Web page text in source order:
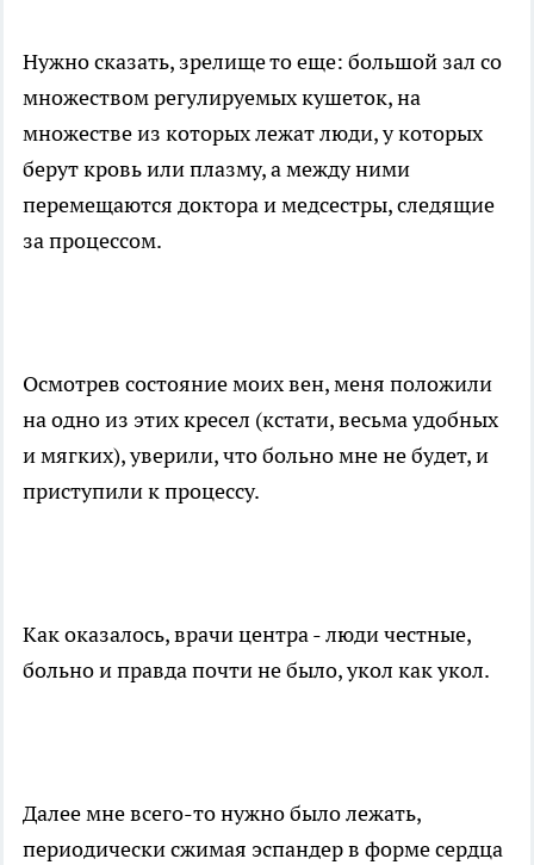
Нужно сказать, зрелище то еще: большой зал со
множеством регулируемых кушеток, на
множестве из которых лежат люди, у которых
берут кровь или плазму, а между ними
перемещаются доктора и медсестры, следящие
за процессом.
Осмотрев состояние моих вен, меня положили
на одно из этих кресел (кстати, весьма удобных
и мягких), уверили, что больно мне не будет, и
приступили к процессу.
Как оказалось, врачи центра - люди честные,
больно и правда почти не было, укол как укол.
Далее мне всего-то нужно было лежать,
периодически сжимая эспандер в форме сердца